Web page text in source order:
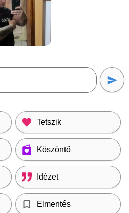
Tetszik
Köszöntő
Idézet
Elmentés